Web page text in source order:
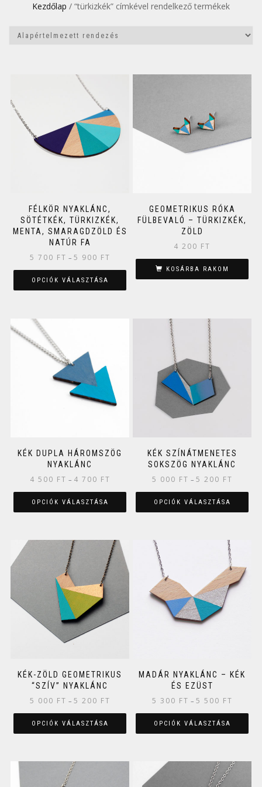
Kezdőlap / “türkizkék” címkével rendelkező termékek
FÉLKÖR NYAKLÁNC,
SÖTÉTKÉK, TÜRKIZKÉK,
MENTA, SMARAGDZÖLD ÉS
NATÚR FA
5 700 FT – 5 900 FT
OPCIÓK VÁLASZTÁSA
GEOMETRIKUS RÓKA
FÜLBEVALÓ – TÜRKIZKÉK,
ZÖLD
4 200 FT
KOSÁRBA RAKOM
KÉK DUPLA HÁROMSZÖG
NYAKLÁNC
4 500 FT – 4 700 FT
OPCIÓK VÁLASZTÁSA
KÉK SZÍNÁTMENETES
SOKSZÖG NYAKLÁNC
5 000 FT – 5 200 FT
OPCIÓK VÁLASZTÁSA
KÉK-ZÖLD GEOMETRIKUS
“SZÍV” NYAKLÁNC
5 000 FT – 5 200 FT
OPCIÓK VÁLASZTÁSA
MADÁR NYAKLÁNC – KÉK
ÉS EZÜST
5 300 FT – 5 500 FT
OPCIÓK VÁLASZTÁSA